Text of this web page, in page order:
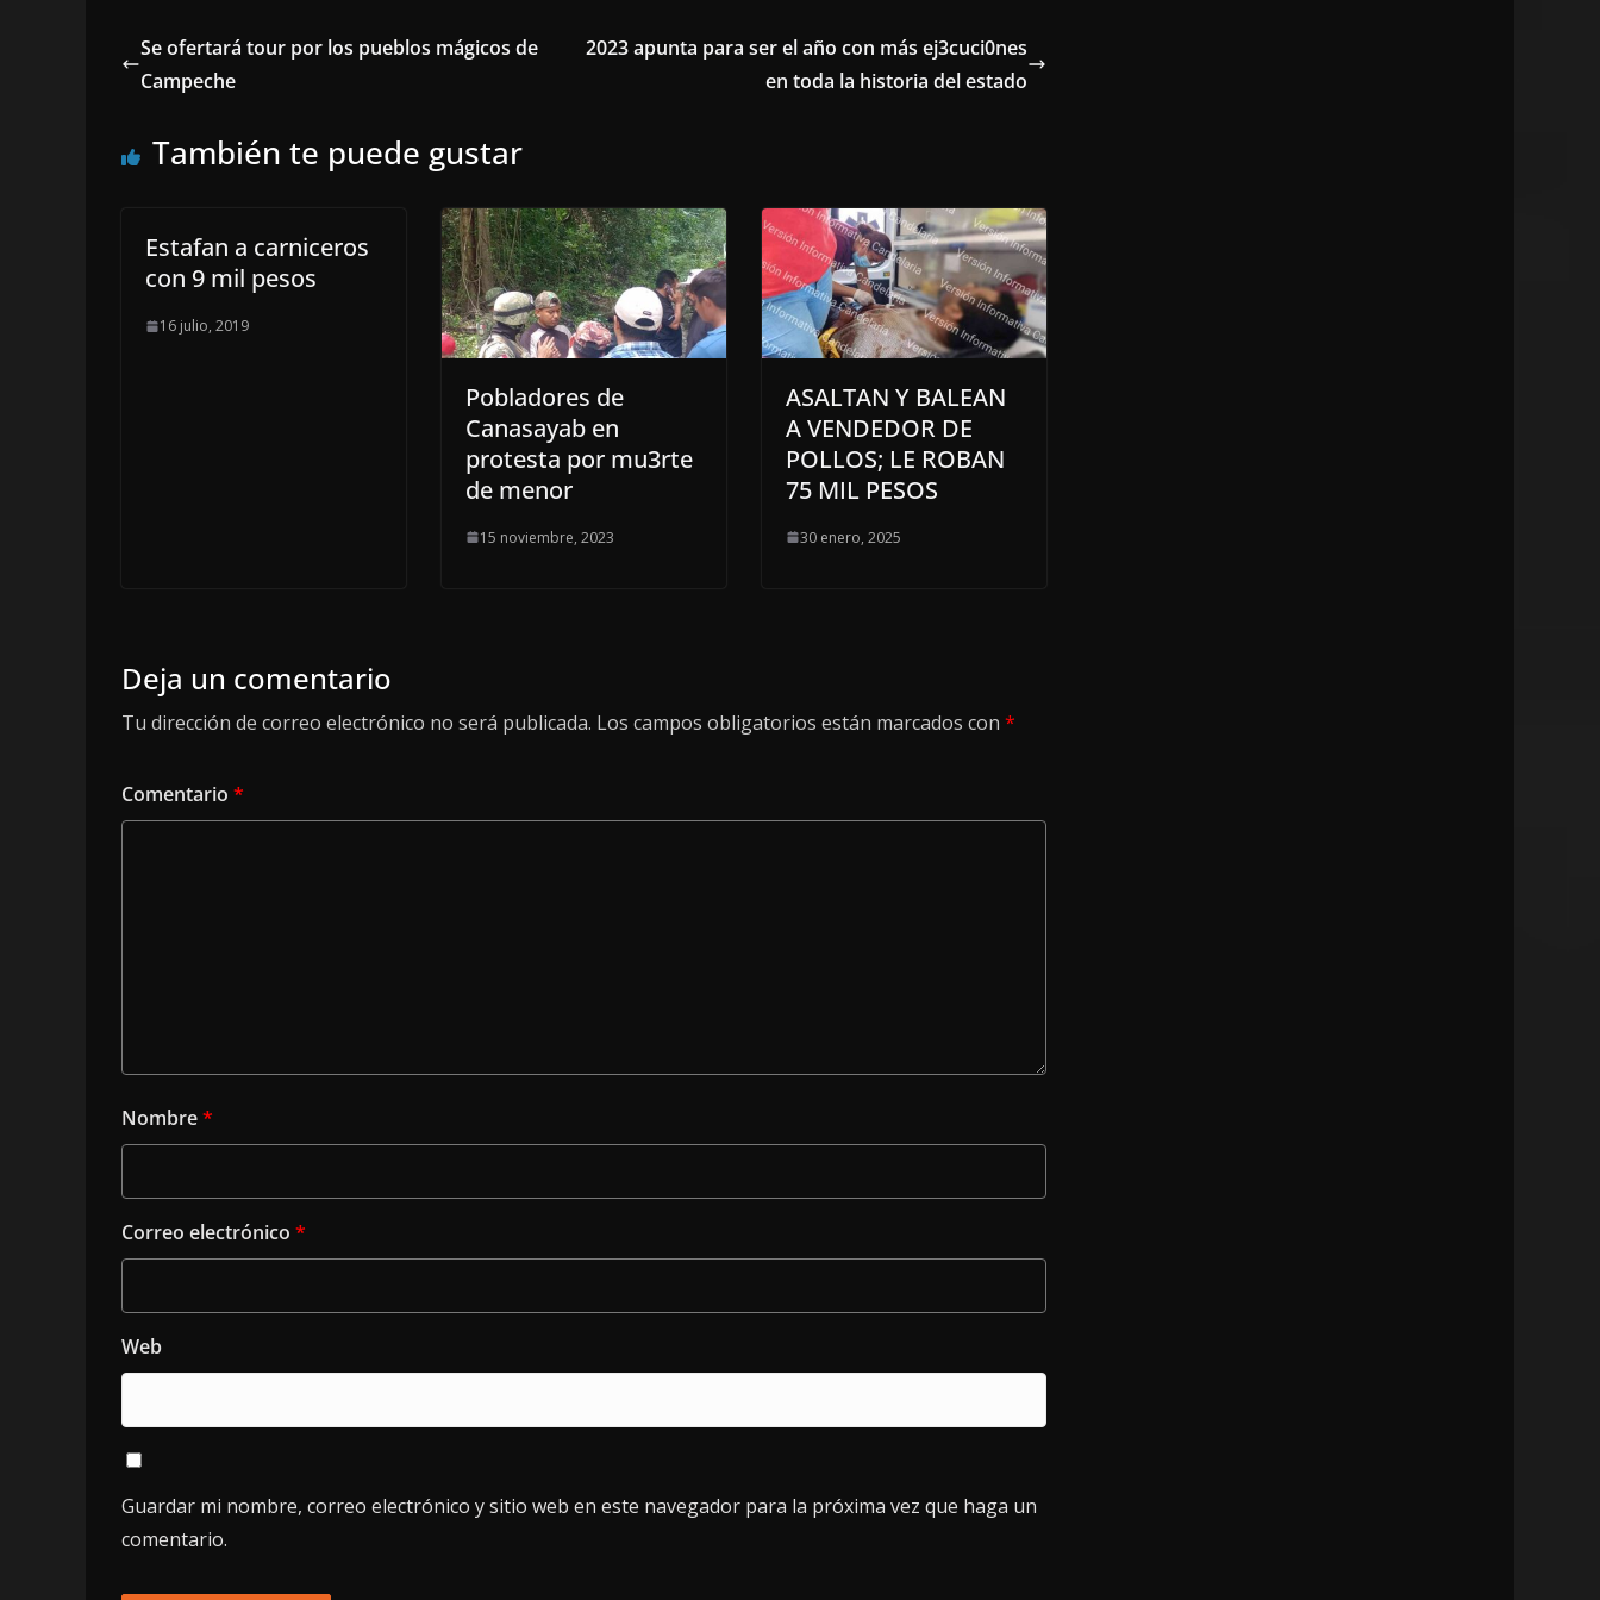
Se ofertará tour por los pueblos mágicos de
Campeche
2023 apunta para ser el año con más ej3cuci0nes
en toda la historia del estado
También te puede gustar
Estafan a carniceros
con 9 mil pesos
16 julio, 2019
Pobladores de
Canasayab en
protesta por mu3rte
de menor
15 noviembre, 2023
ASALTAN Y BALEAN
A VENDEDOR DE
POLLOS; LE ROBAN
75 MIL PESOS
30 enero, 2025
Deja un comentario
Tu dirección de correo electrónico no será publicada. Los campos obligatorios están marcados con *
Comentario *
Nombre*
Correo electrónico *
Web
Guardar mi nombre, correo electrónico y sitio web en este navegador para la próxima vez que haga un
comentario.